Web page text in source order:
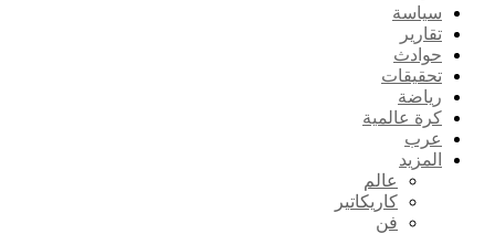
سياسة
تقارير
حوادث
تحقيقات
رياضة
كرة عالمية
عرب
المزيد
عالم
كاريكاتير
فن